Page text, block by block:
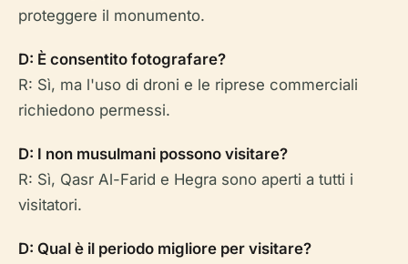
proteggere il monumento.
D: È consentito fotografare?
R: Sì, ma l'uso di droni e le riprese commerciali
richiedono permessi.
D: I non musulmani possono visitare?
R: Sì, Qasr Al-Farid e Hegra sono aperti a tutti i
visitatori.
D: Qual è il periodo migliore per visitare?